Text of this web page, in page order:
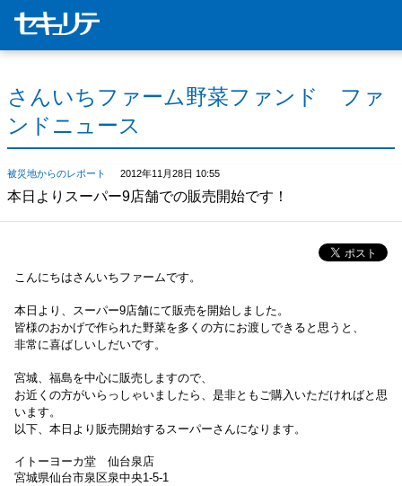
さんいちファーム野菜ファンド ファ
ンドニュース
被災地からのレポート 2012年11月28日 10:55
本日よりスーパー9店舗での販売開始です！
こんにちはさんいちファームです。
本日より、スーパー9店舗にて販売を開始しました。
皆様のおかげで作られた野菜を多くの方にお渡しできると思うと、
非常に喜ばしいしだいです。
宮城、福島を中心に販売しますので、
お近くの方がいらっしゃいましたら、是非ともご購入いただければと思
います。
以下、本日より販売開始するスーパーさんになります。
イトーヨーカ堂 仙台泉店
宮城県仙台市泉区泉中央1-5-1